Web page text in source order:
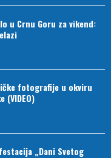
u Crnu Goru za vikend:
fotografije u okviru
(VIDEO)
„Dani Svetog